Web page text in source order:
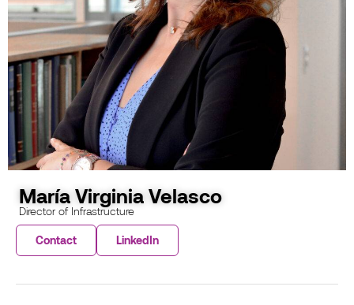
María Virginia Velasco
Director of Infrastructure
Contact LinkedIn